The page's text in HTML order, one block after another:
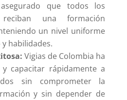
que todos los
reciban una formación
un nivel uniforme
habilidades.
Vigias de Colombia ha
capacitar rápidamente a
sin comprometer la
y sin depender de